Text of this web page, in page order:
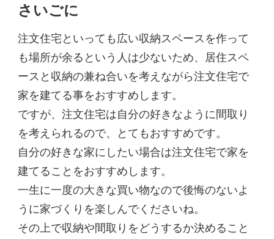
さいごに
注文住宅といっても広い収納スペースを作って
も場所が余るという人は少ないため、居住スペ
ースと収納の兼ね合いを考えながら注文住宅で
家を建てる事をおすすめします。
ですが、注文住宅は自分の好きなように間取り
を考えられるので、とてもおすすめです。
自分の好きな家にしたい場合は注文住宅で家を
建てることをおすすめします。
一生に一度の大きな買い物なので後悔のないよ
うに家づくりを楽しんでくださいね。
その上で収納や間取りをどうするか決めること